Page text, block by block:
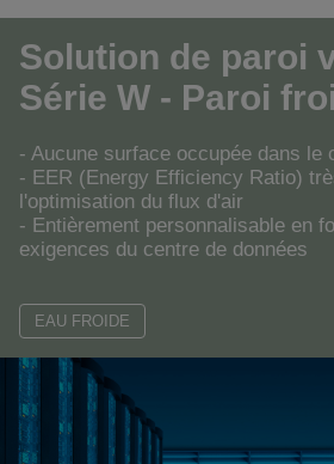
Solution de paroi
Série W - Paroi
- Aucune surface occupée dans le
- EER (Energy Efficiency Ratio)
l'optimisation du flux d'air
- Entièrement personnalisable en
exigences du centre de données
EAU FROIDE